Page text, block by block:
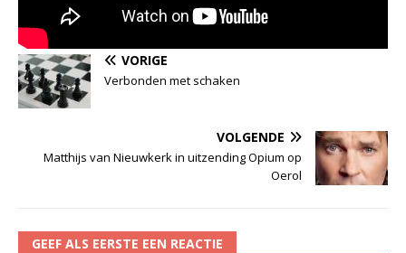
VORIGE
Verbonden met schaken
VOLGENDE
Matthijs van Nieuwkerk in uitzending Opium op
Oerol
GEEF ALS EERSTE EEN REACTIE